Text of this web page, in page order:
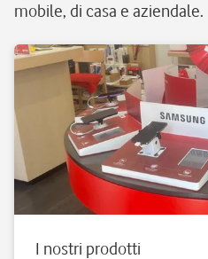
mobile, di casa e aziendale.
I nostri prodotti